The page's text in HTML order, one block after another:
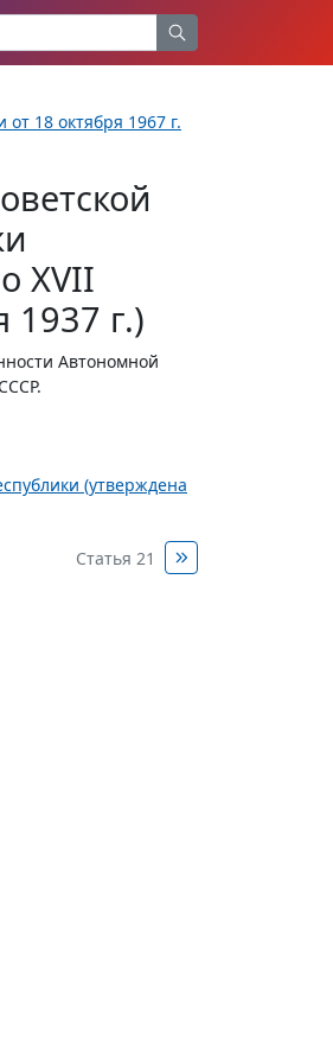
18 октября 1967 г.
XVII
1937 г.)
Автономной
(утверждена
Статья 21